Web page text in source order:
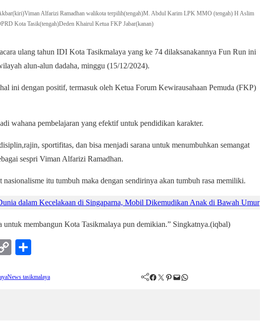
Alfarizi Ramadhan walikota terpilih(tengah)M. Abdul Karim LPK MMO (tengah) H Aslim
Kota Tasik(tengah)Deden Khairul Ketua FKP Jabar(kanan)
ulang tahun IDI Kota Tasikmalaya yang ke 74 dilaksanakannya Fun Run ini
alun-alun dadaha, minggu (15/12/2024).
ini dengan positif, termasuk oleh Ketua Forum Kewirausahaan Pemuda (FKP)
wahana pembelajaran yang efektif untuk pendidikan karakter.
sportifitas, dan bisa menjadi sarana untuk menumbuhkan semangat
sespri Viman Alfarizi Ramadhan.
nasionalisme itu tumbuh maka dengan sendirinya akan tumbuh rasa memiliki.
dalam Kecelakaan di Singaparna, Mobil Dikemudikan Anak di Bawah Umur
untuk membangun Kota Tasikmalaya pun demikian.” Singkatnya.(iqbal)
C
y
re
News tasikmalaya Facebook Twitter Pinterest Mail WhatsApp